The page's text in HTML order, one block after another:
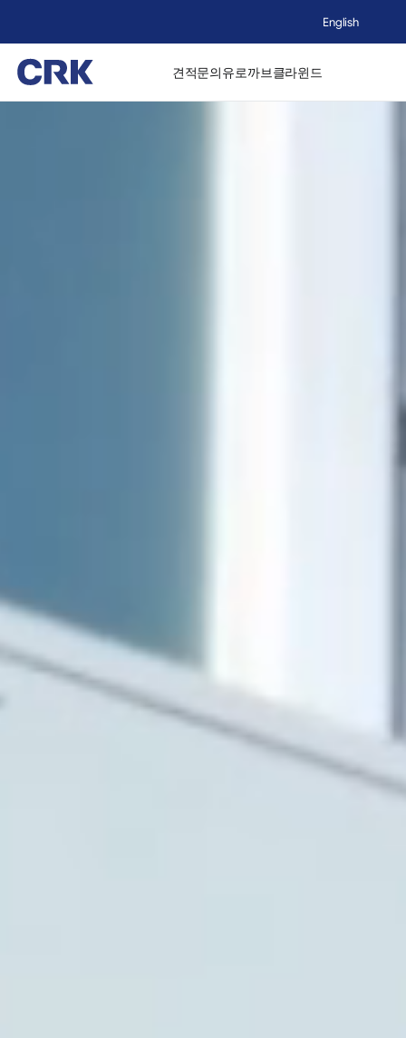
English
견적문의유로까브클라윈드